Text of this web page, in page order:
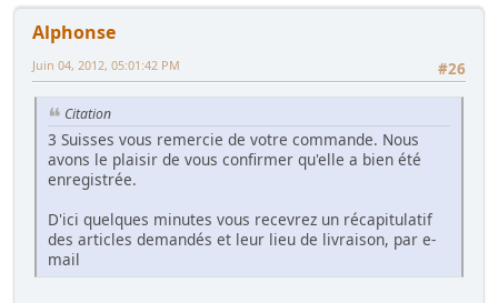
Alphonse
#26
Juin 04, 2012, 05:01:42 PM
Citation
3 Suisses vous remercie de votre commande. Nous
avons le plaisir de vous confirmer qu'elle a bien été
enregistrée.
D'ici quelques minutes vous recevrez un récapitulatif
des articles demandés et leur lieu de livraison, par e-
mail